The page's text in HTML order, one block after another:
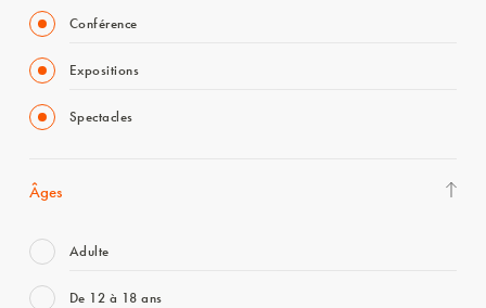
Conférence
Expositions
Spectacles
Âges
Adulte
De 12 à 18 ans